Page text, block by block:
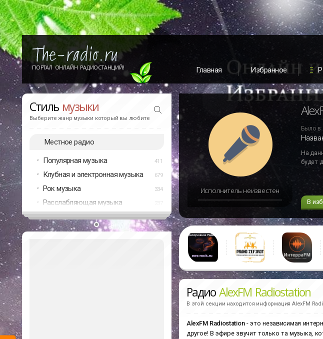
ПОРТАЛ ОНЛАЙН РАДИОСТАНЦИЙ! Главная Избранное
Стиль музыки
Выберите жанр музыки который вы любите
Местное радио
Популярная музыка 411
Клубная и электронная музыка 679
Рок музыка 334
Расслабляющая музыка
Исполнитель неизвестен
Было в
На
будет
В
РадиоAlexFM Radiostation
В этой секции находится информация AlexFM
AlexFM Radiostation- это независимая
другое! В эфире звучит только та музыка,